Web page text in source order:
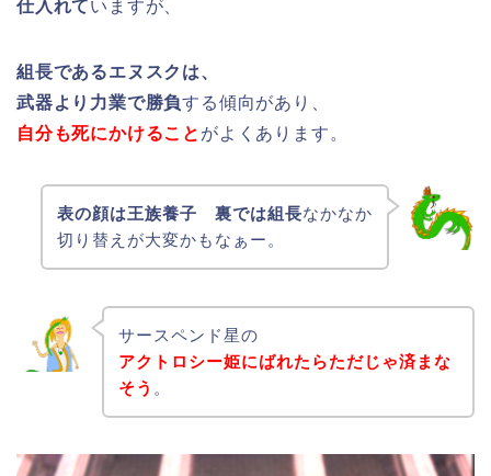
仕入れていますが、
組長であるエヌスクは、
武器より力業で勝負する傾向があり、
自分も死にかけること がよくあります。
表の顔は王族養子 裏では組長なかなか
切り替えが大変かもなぁー。
サースペンド星の
アクトロシー姫にばれたらただじゃ済まな
そう 。